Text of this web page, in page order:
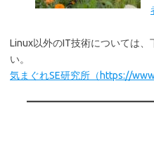
Linux以外のIT技術については
い。
気まぐれSE研究所（https://